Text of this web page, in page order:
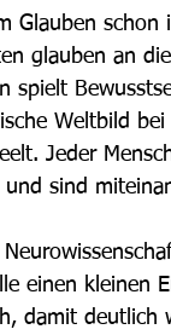
Glauben schon
glauben an
spielt
Weltbild
Jeder
sind
einen kleinen
damit deutlich